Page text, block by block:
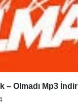
– Olmadı Mp3 İndir